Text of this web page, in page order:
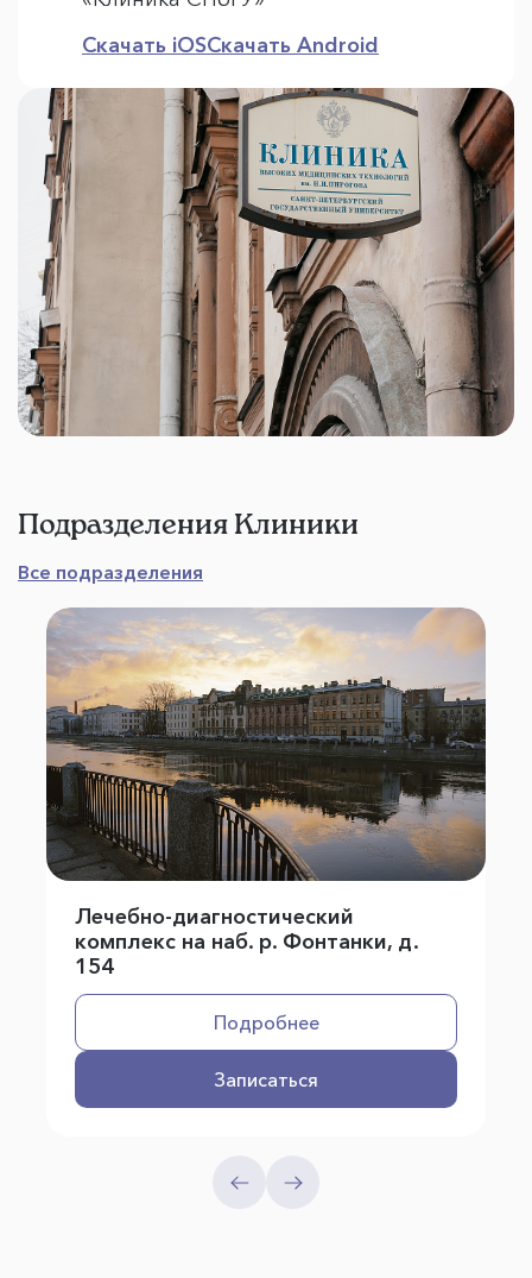
Скачать iOSСкачать Android
Подразделения Клиники
Все подразделения
Лечебно-диагностический
комплекс на наб. р. Фонтанки, д.
154
Подробнее
Записаться